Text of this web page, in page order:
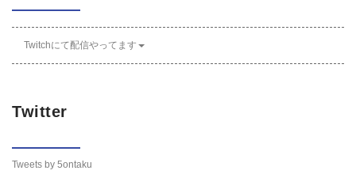
Twitchにて配信やってます
Twitter
Tweets by 5ontaku